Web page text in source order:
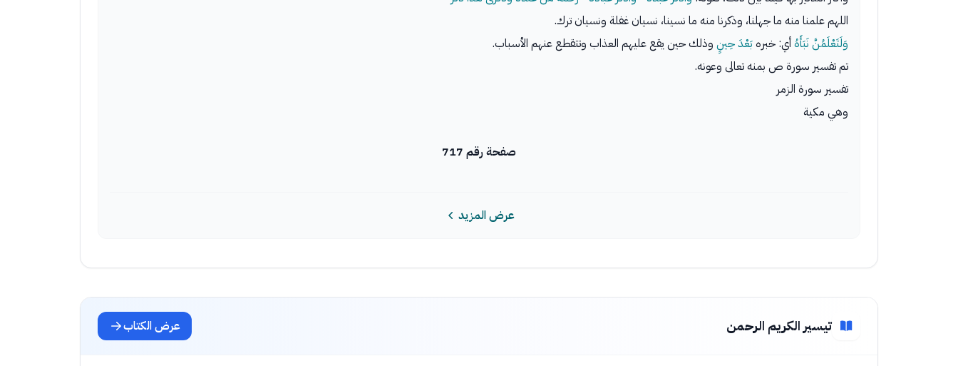
اللهم علمنا منه ما جهلنا، وذكرنا منه ما نسينا، نسيان غفلة ونسيان ترك.
وَلَتَعْلَمُنَّ نَبَأَهُأي: خبرهبَعْدَ حِينٍ وذلك حين يقع عليهم العذاب وتتقطع عنهم الأسباب.
تم تفسير سورة ص بمنه تعالى وعونه.
تفسير سورة الزمر
وهي مكية
صفحة رقم 717
عرض المزيد
تيسير الكريم الرحمن عرض الكتاب